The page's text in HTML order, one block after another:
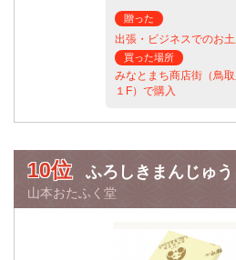
贈った
出張・ビジネスでのお
買った場所
みなとまち商店街（鳥
１F）で購入
10位 ふろしきまんじゅう
山本おたふく堂